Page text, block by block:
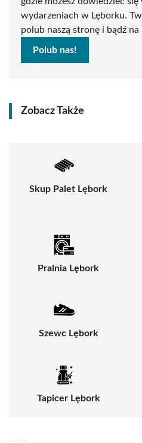
wydarzeniach w Lęborku.
polub naszą stronę i bądź na
Polub nas!
Zobacz Także
Skup Palet Lębork
Pralnia Lębork
Szewc Lębork
Tapicer Lębork